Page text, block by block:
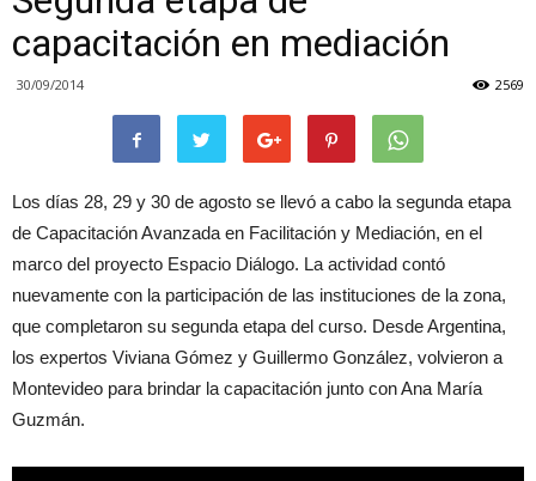
capacitación en mediación
30/09/2014 2569
Los días 28, 29 y 30 de agosto se llevó a cabo la segunda etapa
de Capacitación Avanzada en Facilitación y Mediación, en el
marco del proyecto Espacio Diálogo. La actividad contó
nuevamente con la participación de las instituciones de la zona,
que completaron su segunda etapa del curso. Desde Argentina,
los expertos Viviana Gómez y Guillermo González, volvieron a
Montevideo para brindar la capacitación junto con Ana María
Guzmán.